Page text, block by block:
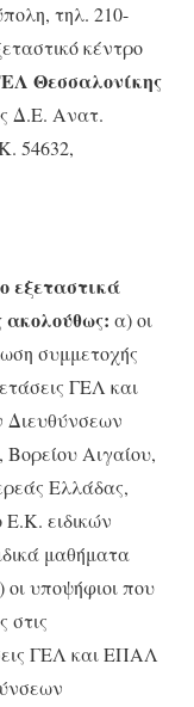
τηλ. 210-
κέντρο
Θεσσαλονίκης
Δ.Ε. Ανατ.
54632,
εξεταστικά
α) οι
συμμετοχής
ΓΕΛ και
Αιγαίου,
Ελλάδας,
Ε.Κ. ειδικών
μαθήματα
υποψήφιοι που
στις
ΓΕΛ και ΕΠΑΛ